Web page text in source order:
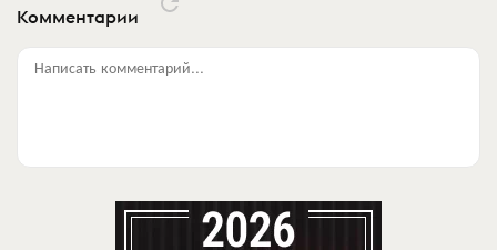
Комментарии
Написать комментарий...